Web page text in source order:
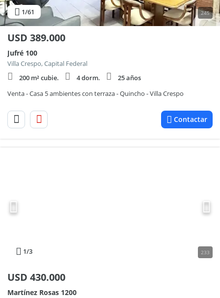
1/61 245
USD 389.000
Jufré 100
Villa Crespo, Capital Federal
200 m² cubie.
4 dorm.
25 años
Venta - Casa 5 ambientes con terraza - Quincho - Villa Crespo
Contactar
1/3 233
USD 430.000
Martínez Rosas 1200